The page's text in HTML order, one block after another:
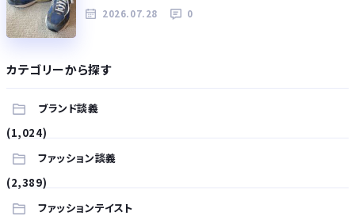
2026.07.28 0
カテゴリーから探す
ブランド談義
(1,024)
ファッション談義
(2,389)
ファッションテイスト